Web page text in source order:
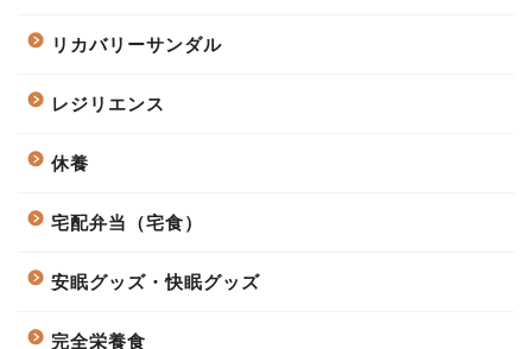
リカバリーサンダル
レジリエンス
休養
宅配弁当（宅食）
安眠グッズ・快眠グッズ
完全栄養食